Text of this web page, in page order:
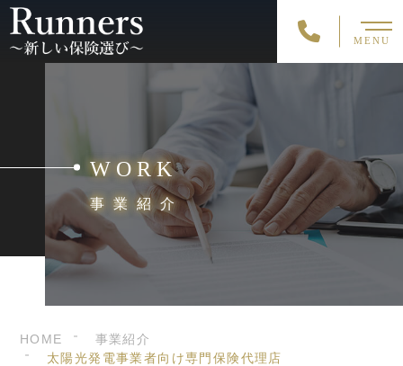
MENU
WORK
事業紹介
HOME
事業紹介
太陽光発電事業者向け専門保険代理店